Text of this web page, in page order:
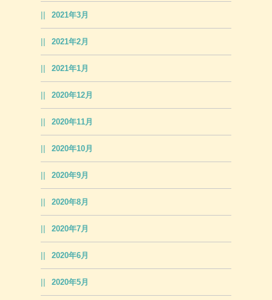
2021年3月
2021年2月
2021年1月
2020年12月
2020年11月
2020年10月
2020年9月
2020年8月
2020年7月
2020年6月
2020年5月